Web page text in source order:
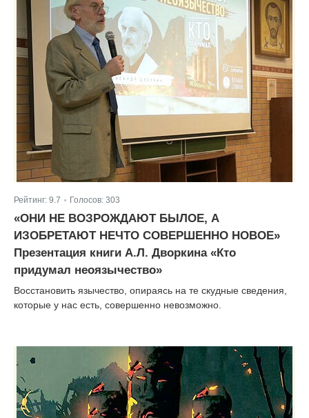
Рейтинг: 9.7 Голосов: 303
«ОНИ НЕ ВОЗРОЖДАЮТ БЫЛОЕ, А
ИЗОБРЕТАЮТ НЕЧТО СОВЕРШЕННО НОВОЕ»
Презентация книги А.Л. Дворкина «Кто
придумал неоязычество»
Восстановить язычество, опираясь на те скудные сведения,
которые у нас есть, совершенно невозможно.